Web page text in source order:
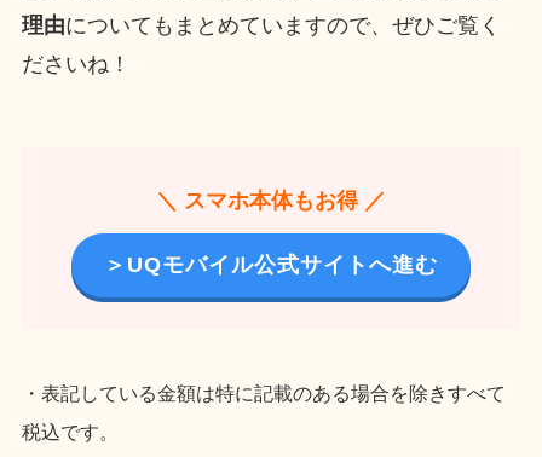
理由についてもまとめていますので、ぜひご覧く
ださいね！
＼ スマホ本体もお得 ／
＞UQモバイル公式サイトへ進む
・表記している金額は特に記載のある場合を除きすべて
税込です。